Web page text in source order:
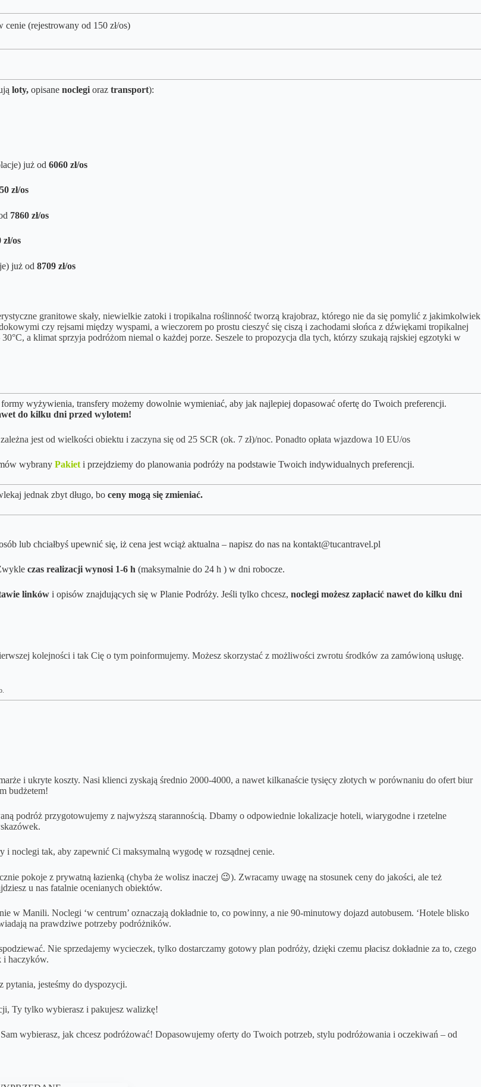
cenie (rejestrowany od 150 zł/os)
loty, opisane noclegi oraz transport):
już od 6060 zł/os
zł/os
7860 zł/os
zł/os
już od 8709 zł/os
granitowe skały, niewielkie zatoki i tropikalna roślinność tworzą krajobraz, którego nie da się pomylić z jakimkolwiek
czy rejsami między wyspami, a wieczorem po prostu cieszyć się ciszą i zachodami słońca z dźwiękami tropikalnej
a klimat sprzyja podróżom niemal o każdej porze. Seszele to propozycja dla tych, którzy szukają rajskiej egzotyki w
wyżywienia, transfery możemy dowolnie wymieniać, aby jak najlepiej dopasować ofertę do Twoich preferencji.
do kilku dni przed wylotem!
jest od wielkości obiektu i zaczyna się od 25 SCR (ok. 7 zł)/noc. Ponadto opłata wjazdowa 10 EU/os
wybrany Pakiet i przejdziemy do planowania podróży na podstawie Twoich indywidualnych preferencji.
jednak zbyt długo, bo ceny mogą się zmieniać.
lub chciałbyś upewnić się, iż cena jest wciąż aktualna – napisz do nas na kontakt@tucantravel.pl
czas realizacji wynosi 1-6 h (maksymalnie do 24 h ) w dni robocze.
linków i opisów znajdujących się w Planie Podróży. Jeśli tylko chcesz, noclegi możesz zapłacić nawet do kilku dni
kolejności i tak Cię o tym poinformujemy. Możesz skorzystać z możliwości zwrotu środków za zamówioną usługę.
i ukryte koszty. Nasi klienci zyskają średnio 2000-4000, a nawet kilkanaście tysięcy złotych w porównaniu do ofert biur
budżetem!
podróż przygotowujemy z najwyższą starannością. Dbamy o odpowiednie lokalizacje hoteli, wiarygodne i rzetelne
i noclegi tak, aby zapewnić Ci maksymalną wygodę w rozsądnej cenie.
pokoje z prywatną łazienką (chyba że wolisz inaczej 😉). Zwracamy uwagę na stosunek ceny do jakości, ale też
u nas fatalnie ocenianych obiektów.
w Manili. Noclegi ‘w centrum’ oznaczają dokładnie to, co powinny, a nie 90-minutowy dojazd autobusem. ‘Hotele blisko
na prawdziwe potrzeby podróżników.
Nie sprzedajemy wycieczek, tylko dostarczamy gotowy plan podróży, dzięki czemu płacisz dokładnie za to, czego
i haczyków.
pytania, jesteśmy do dyspozycji.
Ty tylko wybierasz i pakujesz walizkę!
wybierasz, jak chcesz podróżować! Dopasowujemy oferty do Twoich potrzeb, stylu podróżowania i oczekiwań – od